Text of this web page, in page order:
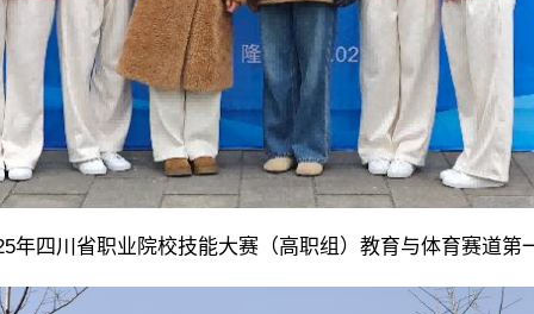
年四川省职业院校技能大赛（高职组）教育与体育赛道第